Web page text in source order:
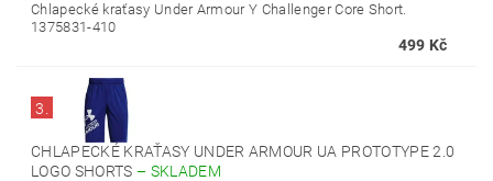
Chlapecké kraťasy Under Armour Y Challenger Core Short.
1375831-410
499 Kč
3.
CHLAPECKÉ KRAŤASY UNDER ARMOUR UA PROTOTYPE 2.0
LOGO SHORTS – SKLADEM